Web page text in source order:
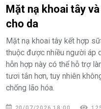
Mặt nạ khoai tây
cho da
Mặt nạ khoai tây kết hợp
thuộc được nhiều người áp
hỗn hợp này có thể hỗ trợ
tươi tắn hơn, tuy nhiên
chống lão hóa.